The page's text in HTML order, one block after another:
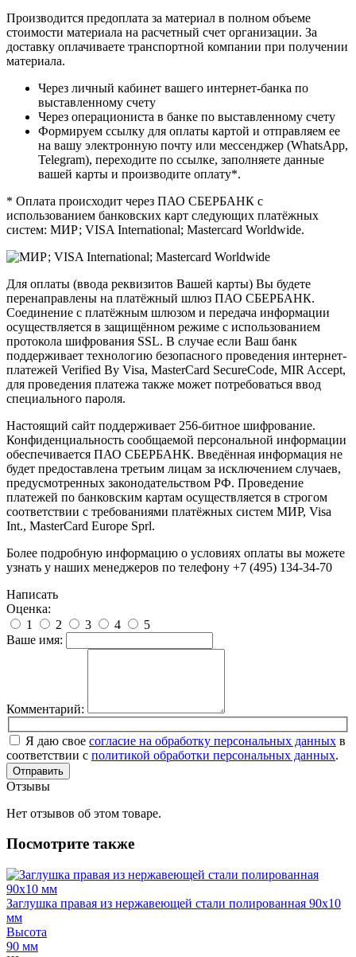
Производится предоплата за материал в полном объеме
стоимости материала на расчетный счет организации. За
доставку оплачиваете транспортной компании при получении
материала.
Через личный кабинет вашего интернет-банка по
выставленному счету
Через операциониста в банке по выставленному счету
Формируем ссылку для оплаты картой и отправляем ее
на вашу электронную почту или мессенджер (WhatsApp,
Telegram), переходите по ссылке, заполняете данные
вашей карты и производите оплату*.
* Оплата происходит через ПАО СБЕРБАНК с
использованием банковских карт следующих платёжных
систем: МИР; VISA International; Mastercard Worldwide.
Для оплаты (ввода реквизитов Вашей карты) Вы будете
перенаправлены на платёжный шлюз ПАО СБЕРБАНК.
Соединение с платёжным шлюзом и передача информации
осуществляется в защищённом режиме с использованием
протокола шифрования SSL. В случае если Ваш банк
поддерживает технологию безопасного проведения интернет-
платежей Verified By Visa, MasterCard SecureCode, MIR Accept,
для проведения платежа также может потребоваться ввод
специального пароля.
Настоящий сайт поддерживает 256-битное шифрование.
Конфиденциальность сообщаемой персональной информации
обеспечивается ПАО СБЕРБАНК. Введённая информация не
будет предоставлена третьим лицам за исключением случаев,
предусмотренных законодательством РФ. Проведение
платежей по банковским картам осуществляется в строгом
соответствии с требованиями платёжных систем МИР, Visa
Int., MasterCard Europe Sprl.
Более подробную информацию о условиях оплаты вы можете
узнать у наших менеджеров по телефону +7 (495) 134-34-70
Написать
Оценка:
1
2 3 4
5
Ваше имя:
Комментарий:
Я даю свое согласие на обработку персональных данных в
соответствии с политикой обработки персональных данных.
Отправить
Отзывы
Нет отзывов об этом товаре.
Посмотрите также
Заглушка правая из нержавеющей стали полированная 90х10
мм
Высота
90 мм